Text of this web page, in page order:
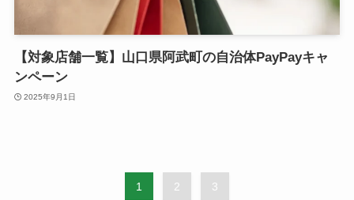
【対象店舗一覧】山口県阿武町の自治体PayPayキャ
ンペーン
2025年9月1日
1 2 3